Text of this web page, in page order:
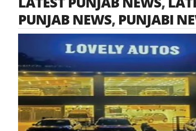
PUNJAB NEWS, PUNJABI